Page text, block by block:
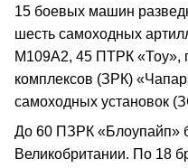
15 боевых машин
шесть самоходных
М109А2, 45 ПТРК «Тоу»,
комплексов (ЗРК)
самоходных установок
До 60 ПЗРК «Блоупайп»
Великобритании. По 18